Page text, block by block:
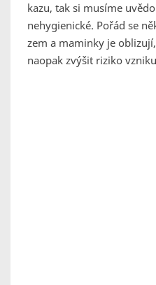
kazu, tak si musíme
nehygienické. Pořád se
zem a maminky je
naopak zvýšit riziko vzniku